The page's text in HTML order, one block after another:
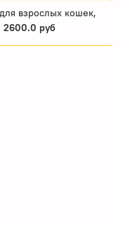
взрослых кошек,
2600.0 руб